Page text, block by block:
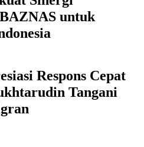
untuk
Respons Cepat
Tangani